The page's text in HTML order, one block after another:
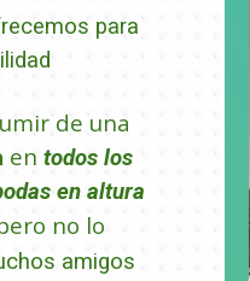
para
de una
en todos los
en altura
no lo
amigos